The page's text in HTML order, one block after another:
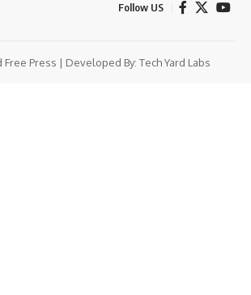
Follow US
Press | Developed By: Tech Yard Labs